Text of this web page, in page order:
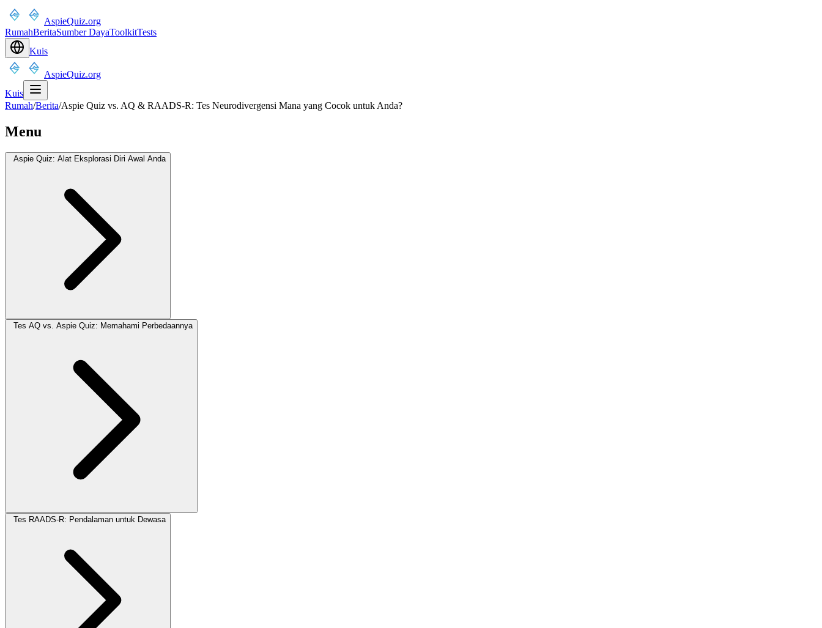
AspieQuiz.org
RumahBeritaSumber DayaToolkitTests
Kuis
AspieQuiz.org
Kuis
Rumah/Berita/Aspie Quiz vs. AQ & RAADS-R: Tes Neurodivergensi Mana yang Cocok untuk Anda?
Menu
Aspie Quiz: Alat Eksplorasi Diri Awal Anda
Tes AQ vs. Aspie Quiz: Memahami Perbedaannya
Tes RAADS-R: Pendalaman untuk Dewasa